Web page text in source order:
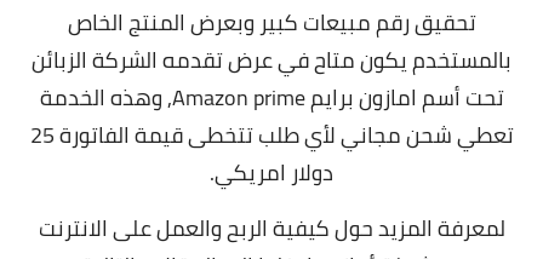
تحقيق رقم مبيعات كبير وبعرض المنتج الخاص
بالمستخدم يكون متاح في عرض تقدمه الشركة الزبائن
تحت أسم امازون برايم Amazon prime, وهذه الخدمة
تعطي شحن مجاني لأي طلب تتخطى قيمة الفاتورة 25
دولار امريكي.
لمعرفة المزيد حول كيفية الربح والعمل على الانترنت